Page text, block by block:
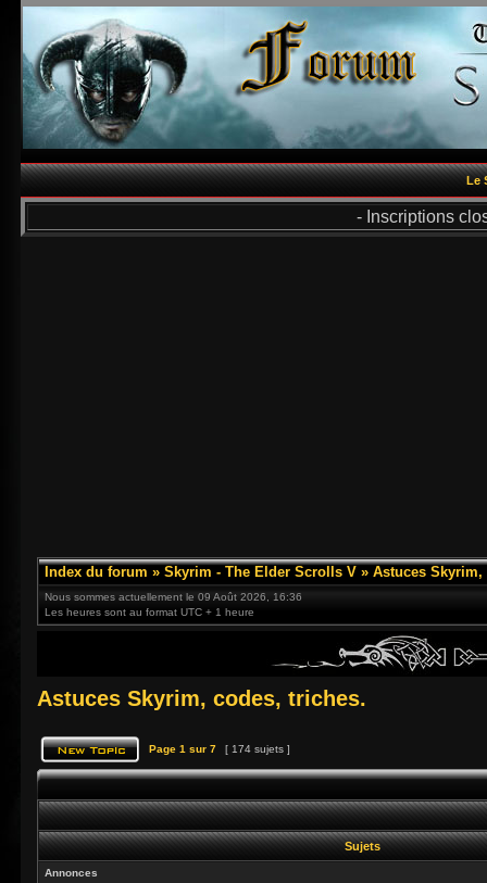
Le
- Inscriptions
Index du forum » Skyrim - The Elder Scrolls V » Astuces
Nous sommes actuellement le 09 Août 2026, 16:36
Les heures sont au format UTC + 1 heure
Astuces Skyrim, codes, triches.
Page 1 sur 7 [ 174 sujets ]
Sujets
Annonces